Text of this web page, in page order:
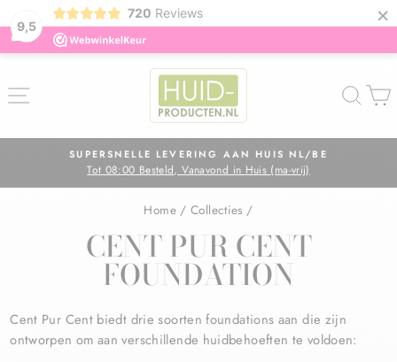
9,5
720 Reviews ×
Diavoorstelling
GRATIS VERZENDING IN NL
Op alle orders boven de €75,=
Home / Collecties /
CENT PUR CENT
FOUNDATION
Cent Pur Cent biedt drie soorten foundations aan die zijn
ontworpen om aan verschillende huidbehoeften te voldoen: